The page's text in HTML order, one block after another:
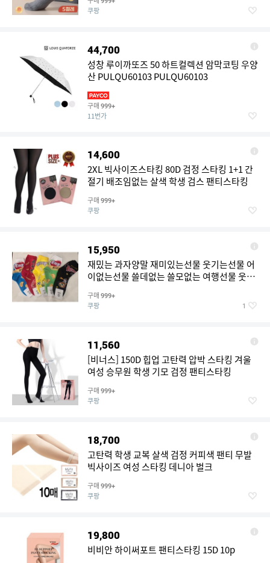
쿠팡
44,700
성창 루이까또즈 50 하트컬렉션 암막코팅 우양
산 PULQU60103 PULQU60103
구매 999+
11번가
14,600
2XL 빅사이즈스타킹 80D 검정 스타킹 1+1 간
절기 배조임없는 살색 학생 검스 팬티스타킹
구매 999+
쿠팡
15,950
재밌는 과자양말 재미있는선물 웃기는선물 어
이없는선물 쓸데없는 쓸모없는 여행선물 웃긴
초등학생선물 크리스마스선물 여성양말 남성
양말
구매 999+
쿠팡 1
11,560
[비너스] 150D 힙업 고탄력 압박 스타킹 겨울
여성 승무원 학생 기모 검정 팬티스타킹
구매 999+
쿠팡
18,700
고탄력 학생 교복 살색 검정 커피색 팬티 무발
빅사이즈 여성 스타킹 데니아 벌크
구매 999+
쿠팡
19,800
비비안 하이써포트 팬티스타킹 15D 10p